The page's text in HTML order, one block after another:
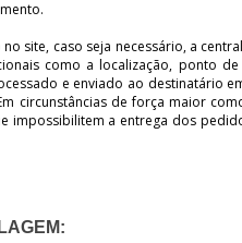
site, caso seja necessário, a
como a localização, ponto
e enviado ao destinatário
circunstâncias de força maior
impossibilitem a entrega dos